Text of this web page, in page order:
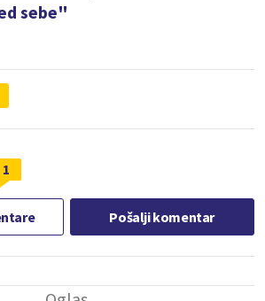
sebe"
1
Pošalji komentar